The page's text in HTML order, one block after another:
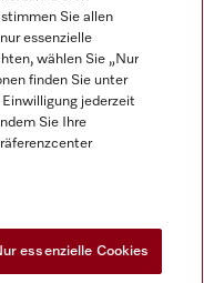
Sie allen
essenzielle
wählen Sie „Nur
finden Sie unter
Einwilligung jederzeit
Sie Ihre
essenzielle Cookies